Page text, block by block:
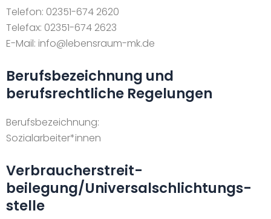
Telefon: 02351-674 2620
Telefax: 02351-674 2623
E-Mail: info@lebensraum-mk.de
Berufsbezeichnung und
berufsrechtliche Regelungen
Berufsbezeichnung:
Sozialarbeiter*innen
Verbraucher­streit­
beilegung/Universal­schlichtungs­
stelle